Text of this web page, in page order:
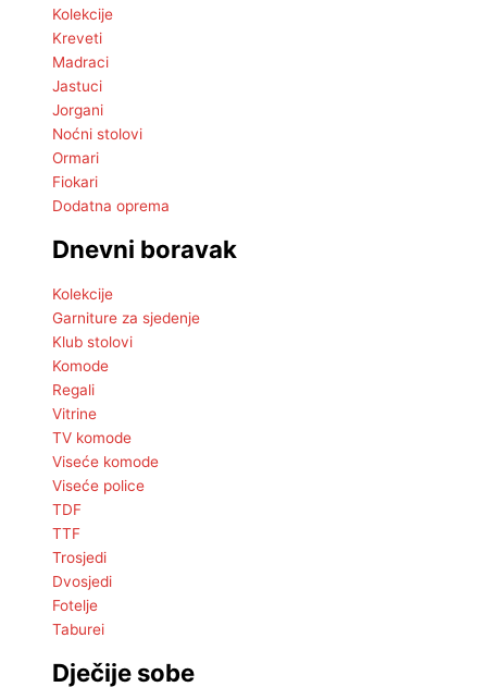
Kolekcije
Kreveti
Madraci
Jastuci
Jorgani
Noćni stolovi
Ormari
Fiokari
Dodatna oprema
Dnevni boravak
Kolekcije
Garniture za sjedenje
Klub stolovi
Komode
Regali
Vitrine
TV komode
Viseće komode
Viseće police
TDF
TTF
Trosjedi
Dvosjedi
Fotelje
Taburei
Dječije sobe